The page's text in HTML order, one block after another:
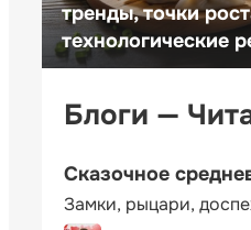
тренды, точки
технологические
Блоги —
Сказочное
Замки, рыцари,